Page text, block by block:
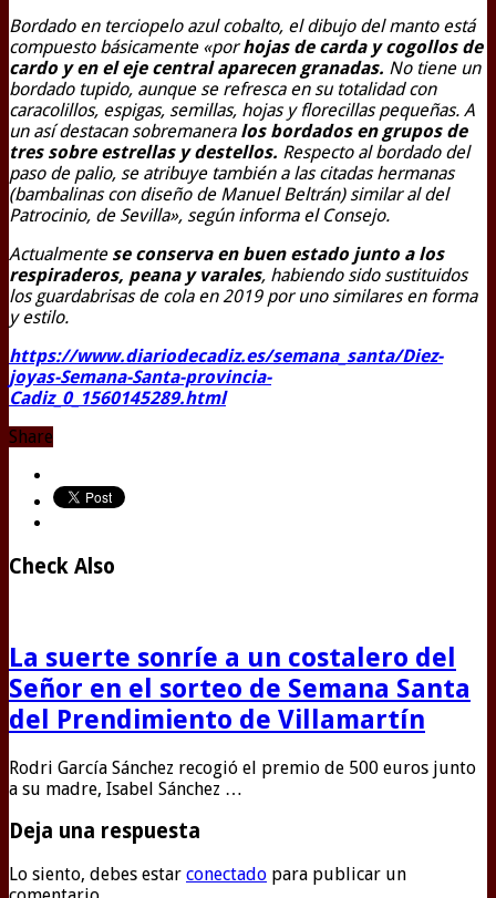
Bordado en terciopelo azul cobalto, el dibujo del manto está
compuesto básicamente «porhojas de carda y cogollos de
cardo y en el eje central aparecen granadas. No tiene un
bordado tupido, aunque se refresca en su totalidad con
caracolillos, espigas, semillas, hojas y florecillas pequeñas. A
un así destacan sobremanera los bordados en grupos de
tres sobre estrellas y destellos. Respecto al bordado del
paso de palio, se atribuye también a las citadas hermanas
(bambalinas con diseño de Manuel Beltrán) similar al del
Patrocinio, de Sevilla», según informa el Consejo.
Actualmente se conserva en buen estado junto a los
respiraderos, peana y varales, habiendo sido sustituidos
los guardabrisas de cola en 2019 por uno similares en forma
y estilo.
https://www.diariodecadiz.es/semana_santa/Diez-
joyas-Semana-Santa-provincia-
Cadiz_0_1560145289.html
Share
Check Also
La suerte sonríe a un costalero del
Señor en el sorteo de Semana Santa
del Prendimiento de Villamartín
Rodri García Sánchez recogió el premio de 500 euros junto
a su madre, Isabel Sánchez …
Deja una respuesta
Lo siento, debes estar conectado para publicar un